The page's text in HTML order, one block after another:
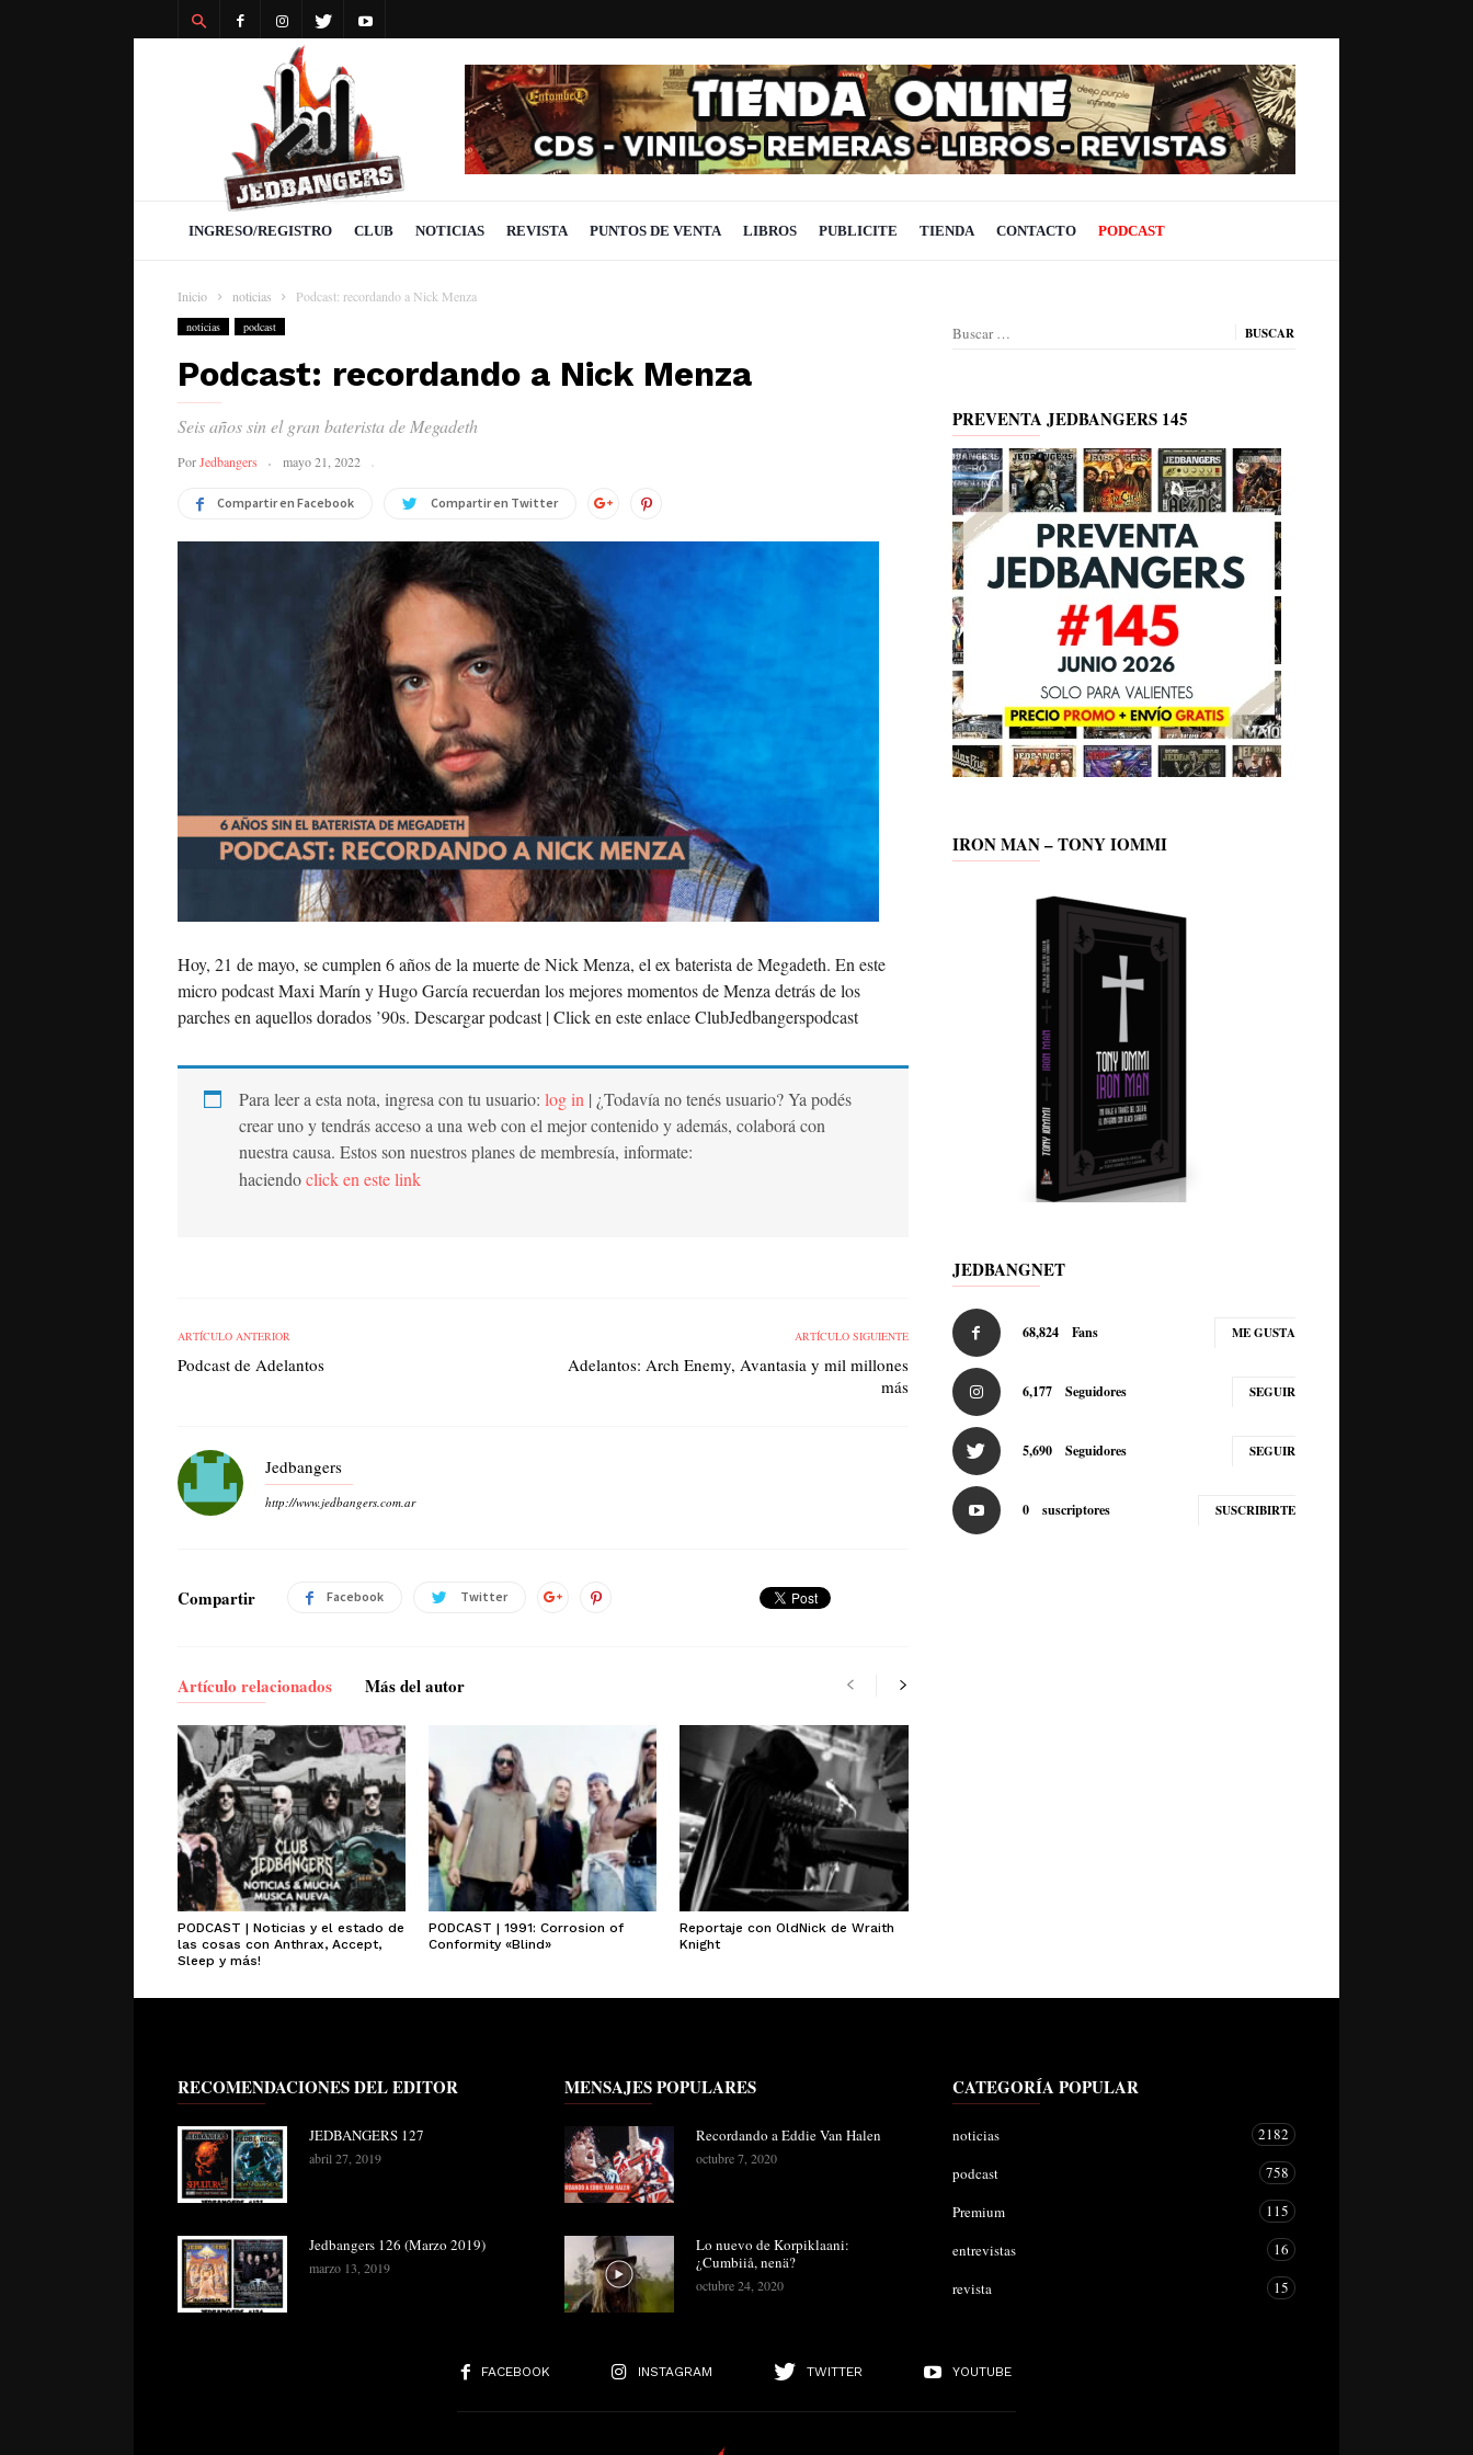
INGRESO/REGISTRO CLUB NOTICIAS REVISTA PUNTOS DE VENTA LIBROS PUBLICITE TIENDA CONTACTO PODCAST
Inicio noticias Podcast: recordando a Nick Menza
noticias podcast
Podcast: recordando a Nick Menza
Seis años sin el gran baterista de Megadeth
PorJedbangers mayo 21, 2022
Compartir en Facebook Compartir en Twitter
Hoy, 21 de mayo, se cumplen 6 años de la muerte de Nick Menza, el ex baterista de Megadeth. En este
micro podcast Maxi Marín y Hugo García recuerdan los mejores momentos de Menza detrás de los
parches en aquellos dorados ’90s. Descargar podcast | Click en este enlace ClubJedbangerspodcast
Para leer a esta nota, ingresa con tu usuario: log in | ¿Todavía no tenés usuario? Ya podés
crear uno y tendrás acceso a una web con el mejor contenido y además, colaborá con
nuestra causa. Estos son nuestros planes de membresía, informate:
haciendoclick en este link
ARTÍCULO ANTERIOR
Podcast de Adelantos
ARTÍCULO SIGUIENTE
Adelantos: Arch Enemy, Avantasia y mil millones
más
Jedbangers
http://www.jedbangers.com.ar
Compartir Facebook Twitter
Artículo relacionados Más del autor
PODCAST | Noticias y el estado de
las cosas con Anthrax, Accept,
Sleep y más!
PODCAST | 1991: Corrosion of
Conformity «Blind»
Reportaje con OldNick de Wraith
Knight
Buscar:
PREVENTA JEDBANGERS 145
IRON MAN – TONY IOMMI
JEDBANGNET
68,824 Fans ME GUSTA
6,177 Seguidores SEGUIR
5,690 Seguidores SEGUIR
0 suscriptores SUSCRIBIRTE
RECOMENDACIONES DEL EDITOR
JEDBANGERS 127
abril 27, 2019
Jedbangers 126 (Marzo 2019)
marzo 13, 2019
MENSAJES POPULARES
Recordando a Eddie Van Halen
octubre 7, 2020
Lo nuevo de Korpiklaani:
¿Cumbiiå, nenä?
octubre 24, 2020
CATEGORÍA POPULAR
noticias
2182
podcast
758
Premium
115
entrevistas
16
revista
15
FACEBOOK INSTAGRAM TWITTER YOUTUBE